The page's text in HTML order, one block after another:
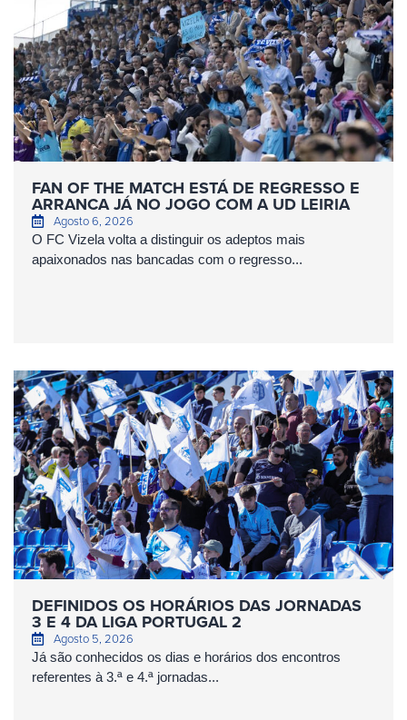
FAN OF THE MATCH ESTÁ DE REGRESSO E
ARRANCA JÁ NO JOGO COM A UD LEIRIA
Agosto 6, 2026
O FC Vizela volta a distinguir os adeptos mais
apaixonados nas bancadas com o regresso...
DEFINIDOS OS HORÁRIOS DAS JORNADAS
3 E 4 DA LIGA PORTUGAL 2
Agosto 5, 2026
Já são conhecidos os dias e horários dos encontros
referentes à 3.ª e 4.ª jornadas...